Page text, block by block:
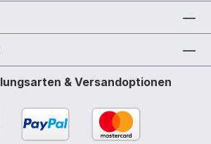
& Versandoptionen